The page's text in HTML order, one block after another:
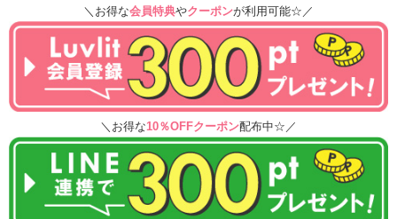
＼お得な会員特典やクーポンが利用可能☆／
＼お得な10％OFFクーポン配布中☆／